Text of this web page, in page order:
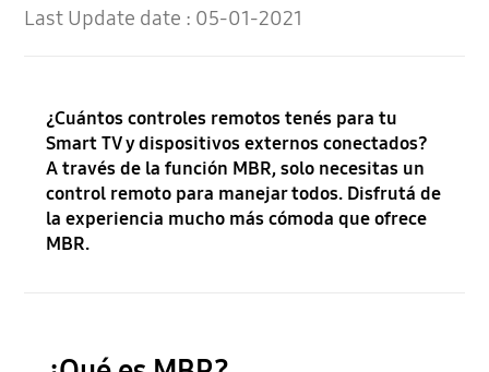
Last Update date : 05-01-2021
¿Cuántos controles remotos tenés para tu
Smart TV y dispositivos externos conectados?
A través de la función MBR, solo necesitas un
control remoto para manejar todos. Disfrutá de
la experiencia mucho más cómoda que ofrece
MBR.